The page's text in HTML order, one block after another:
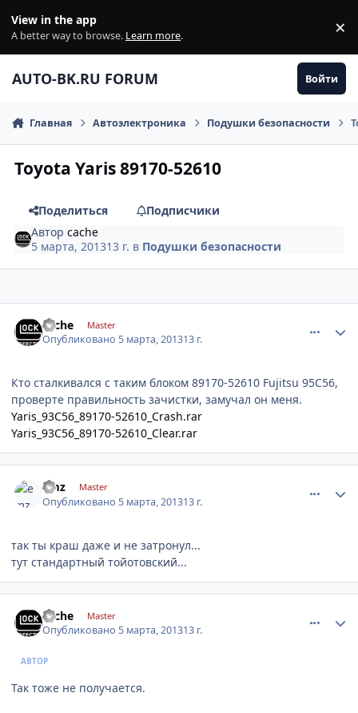
View in the app
A better way to browse. Learn more. ×
AUTO-BK.RU FORUM Войти
Главная Автоэлектроника Подушки безопасности
Toyota Yaris 89170-52610
Поделиться
Подписчики
Авторcache
5 марта, 201313 г. в Подушки безопасности
cache Master
Опубликовано 5 марта, 201313 г.
Кто сталкивался с таким блоком 89170-52610 Fujitsu 95С56,
проверте правильность зачистки, замучал он меня.
Yaris_93C56_89170-52610_Crash.rar
Yaris_93C56_89170-52610_Clear.rar
emz Master
Опубликовано 5 марта, 201313 г.
так ты краш даже и не затронул...
тут стандартный тойотовский...
cache Master
Опубликовано 5 марта, 201313 г.
АВТОР
Так тоже не получается.